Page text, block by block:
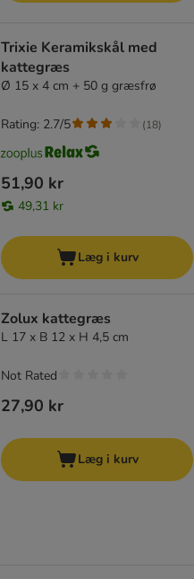
Trixie Keramikskål med
kattegræs
Ø 15 x 4 cm + 50 g græsfrø
51,90 kr
49,31 kr
Rating: 2.7/5 (18)
Læg i kurv
Zolux kattegræs
L 17 x B 12 x H 4,5 cm
27,90 kr
Not Rated
Læg i kurv